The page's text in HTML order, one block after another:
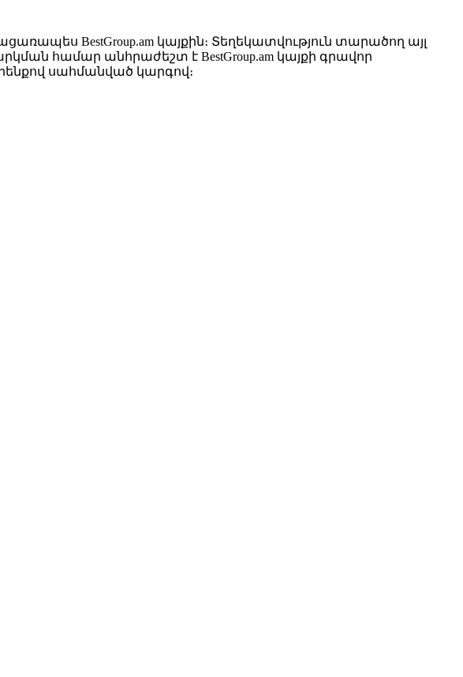
BestGroup.am կայքին։ Տեղեկատվություն տարածող այլ
համար անհրաժեշտ է BestGroup.am կայքի գրավոր
սահմանված կարգով։